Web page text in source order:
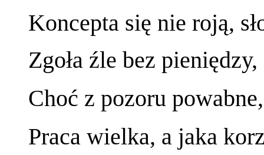
Koncepta się nie roją,
Zgoła źle bez
Choć z pozoru
Praca wielka, a jaka